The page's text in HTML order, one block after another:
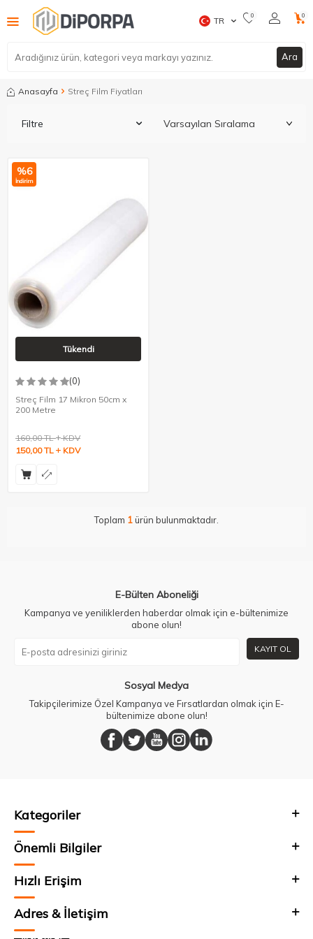
Ara
TR 0 0
Anasayfa Streç Film Fiyatları
Filtre
%6
İndirim
Tükendi
(0)
Streç Film 17 Mikron 50cm x
200 Metre
160,00TL KDV
150,00TL KDV
Toplam 1ürün bulunmaktadır.
E-Bülten Aboneliği
Kampanya ve yeniliklerden haberdar olmak için e-bültenimize
abone olun!
KAYIT OL
Sosyal Medya
Takipçilerimize Özel Kampanya ve Fırsatlardan olmak için E-
bültenimize abone olun!
Kategoriler
Önemli Bilgiler
Hızlı Erişim
Adres & İletişim